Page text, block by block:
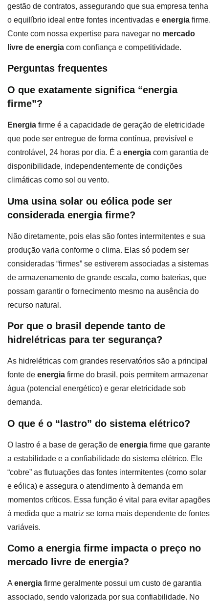
gestão de contratos, assegurando que sua empresa tenha
o equilíbrio ideal entre fontes incentivadas e energia firme.
Conte com nossa expertise para navegar no mercado
livre de energia com confiança e competitividade.
Perguntas frequentes
O que exatamente significa “energia
firme”?
Energia firme é a capacidade de geração de eletricidade
que pode ser entregue de forma contínua, previsível e
controlável, 24 horas por dia. É a energia com garantia de
disponibilidade, independentemente de condições
climáticas como sol ou vento.
Uma usina solar ou eólica pode ser
considerada energia firme?
Não diretamente, pois elas são fontes intermitentes e sua
produção varia conforme o clima. Elas só podem ser
consideradas “firmes” se estiverem associadas a sistemas
de armazenamento de grande escala, como baterias, que
possam garantir o fornecimento mesmo na ausência do
recurso natural.
Por que o brasil depende tanto de
hidrelétricas para ter segurança?
As hidrelétricas com grandes reservatórios são a principal
fonte de energia firme do brasil, pois permitem armazenar
água (potencial energético) e gerar eletricidade sob
demanda.
O que é o “lastro” do sistema elétrico?
O lastro é a base de geração de energia firme que garante
a estabilidade e a confiabilidade do sistema elétrico. Ele
“cobre” as flutuações das fontes intermitentes (como solar
e eólica) e assegura o atendimento à demanda em
momentos críticos. Essa função é vital para evitar apagões
à medida que a matriz se torna mais dependente de fontes
variáveis.
Como a energia firme impacta o preço no
mercado livre de energia?
A energia firme geralmente possui um custo de garantia
associado, sendo valorizada por sua confiabilidade. No